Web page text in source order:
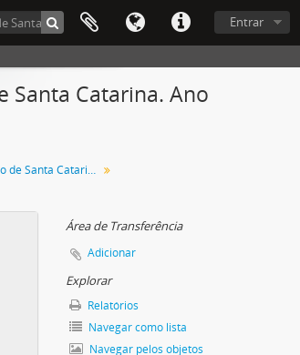
Entrar
Santa Catarina. Ano
Diário Oficial do Estado de Santa Catarina. Abril de 1950
Área de Transferência
Adicionar
Explorar
Relatórios
Navegar como lista
Navegar pelos objetos